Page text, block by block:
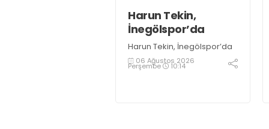
Harun Tekin,
İnegölspor’da
Harun Tekin, İnegölspor’da
06 Ağustos 2026
Perşembe 10:14